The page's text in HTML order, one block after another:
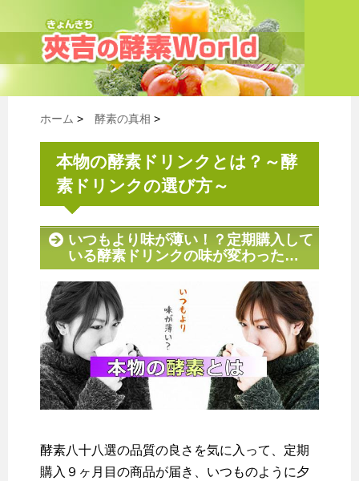
ホーム > 酵素の真相 >
本物の酵素ドリンクとは？～酵
素ドリンクの選び方～
いつもより味が薄い！？定期購入して
いる酵素ドリンクの味が変わった…
酵素八十八選の品質の良さを気に入って、定期
購入９ヶ月目の商品が届き、いつものように夕